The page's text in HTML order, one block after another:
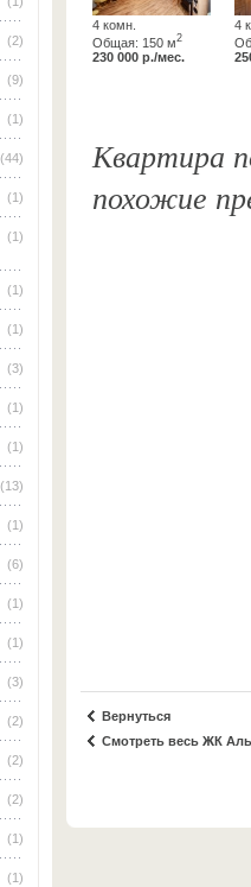
(2)
(9)
(1)
(44)
(1)
(1)
(1)
(1)
(3)
(1)
(1)
(13)
(1)
(6)
(1)
(1)
(3)
(2)
(2)
(2)
(1)
(1)
4 комн.
Общая: 150 м2
230 000 р./мес.
4
Квартира
похожие
Вернуться
Смотреть весь ЖК